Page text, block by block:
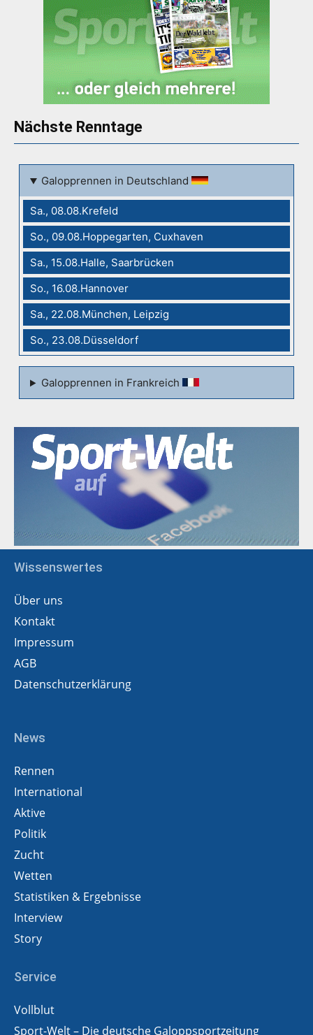
Nächste Renntage
Galopprennen in Deutschland
Sa., 08.08.Krefeld
So., 09.08.Hoppegarten, Cuxhaven
Sa., 15.08.Halle, Saarbrücken
So., 16.08.Hannover
Sa., 22.08.München, Leipzig
So., 23.08.Düsseldorf
Galopprennen in Frankreich
Wissenswertes
Über uns
Kontakt
Impressum
AGB
Datenschutzerklärung
News
Rennen
International
Aktive
Politik
Zucht
Wetten
Statistiken & Ergebnisse
Interview
Story
Service
Vollblut
Sport-Welt – Die deutsche Galoppsportzeitung